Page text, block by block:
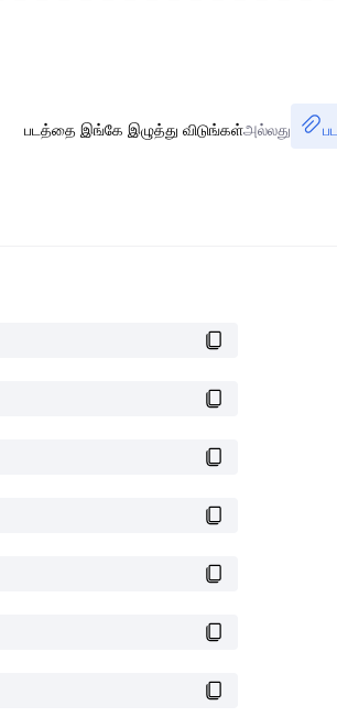
படத்தை இங்கே இழுத்து விடுங்கள்அல்லது